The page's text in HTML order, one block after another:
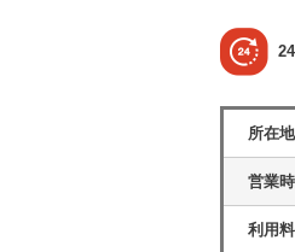
所在地
営業
利用